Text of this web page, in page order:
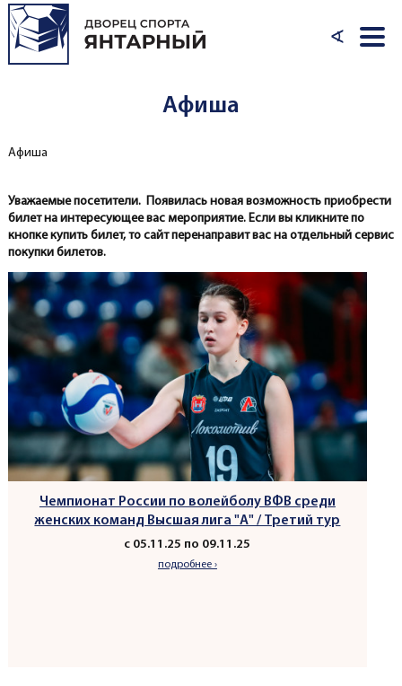
Перейти к основному содержанию
∢
Афиша
Вы здесь
Афиша
Уважаемые посетители. Появилась новая возможность приобрести
билет на интересующее вас мероприятие. Если вы кликните по
кнопке купить билет, то сайт перенаправит вас на отдельный сервис
покупки билетов.
Чемпионат России по волейболу ВФВ среди
женских команд Высшая лига "А" / Третий тур
с 05.11.25 по 09.11.25
подробнее ›